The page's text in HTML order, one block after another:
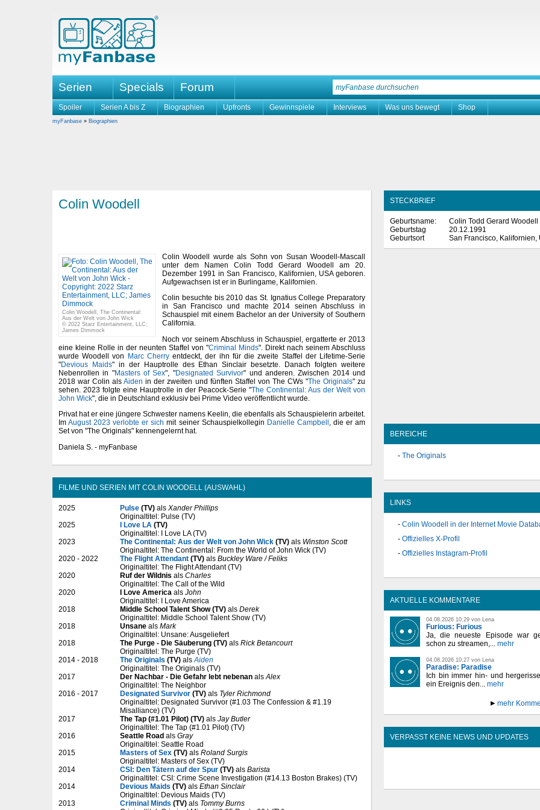
Serien Specials Forum
Spoiler Serien A bis Z Biographien Upfronts Gewinnspiele Interviews Was uns bewegt Shop
myFanbase » Biographien
Colin Woodell
Colin Woodell, The Continental:
Aus der Welt von John Wick
© 2022 Starz Entertainment, LLC;
James Dimmock
Colin Woodell wurde als Sohn von Susan Woodell-Mascall
unter dem Namen Colin Todd Gerard Woodell am 20.
Dezember 1991 in San Francisco, Kalifornien, USA geboren.
Aufgewachsen ist er in Burlingame, Kalifornien.
Colin besuchte bis 2010 das St. Ignatius College Preparatory
in San Francisco und machte 2014 seinen Abschluss in
Schauspiel mit einem Bachelor an der University of Southern
California.
Noch vor seinem Abschluss in Schauspiel, ergatterte er 2013
eine kleine Rolle in der neunten Staffel von "Criminal Minds". Direkt nach seinem Abschluss
wurde Woodell von
Marc Cherryentdeckt, der ihn für die zweite Staffel der Lifetime-Serie
"Devious Maids" in der Hauptrolle des Ethan Sinclair besetzte. Danach folgten weitere
Nebenrollen in "Masters of Sex", "Designated Survivor" und anderen. Zwischen 2014 und
2018 war Colin alsAiden in der zweiten und fünften Staffel von The CWs "The Originals" zu
sehen. 2023 folgte eine Hauptrolle in der Peacock-Serie "The Continental: Aus der Welt von
John Wick", die in Deutschland exklusiv bei Prime Video veröffentlicht wurde.
Privat hat er eine jüngere Schwester namens Keelin, die ebenfalls als Schauspielerin arbeitet.
ImAugust 2023 verlobte er sich mit seiner Schauspielkollegin Danielle Campbell , die er am
Set von "The Originals" kennengelernt hat.
Daniela S. - myFanbase
FILME UND SERIEN MIT COLIN WOODELL (AUSWAHL)
2025 Pulse (TV) als Xander Phillips
Originaltitel: Pulse (TV)
2025
I Love LA (TV)
Originaltitel: I Love LA (TV)
2023
The Continental: Aus der Welt von John Wick (TV) als Winston Scott
Originaltitel: The Continental: From the World of John Wick (TV)
2020 - 2022
The Flight Attendant (TV) als Buckley Ware / Feliks
Originaltitel: The Flight Attendant (TV)
2020
Ruf der Wildnis als Charles
Originaltitel: The Call of the Wild
2020
I Love America als John
Originaltitel: I Love America
2018
Middle School Talent Show (TV) als Derek
Originaltitel: Middle School Talent Show (TV)
2018
Unsane als Mark
Originaltitel: Unsane: Ausgeliefert
2018
The Purge - Die Säuberung (TV) als Rick Betancourt
Originaltitel: The Purge (TV)
2014 - 2018
The Originals (TV) alsAiden
Originaltitel: The Originals (TV)
2017
Der Nachbar - Die Gefahr lebt nebenan alsAlex
Originaltitel: The Neighbor
2016 - 2017
Designated Survivor (TV) als Tyler Richmond
Originaltitel: Designated Survivor (#1.03 The Confession & #1.19
Misalliance) (TV)
2017
The Tap (#1.01 Pilot) (TV) als Jay Butler
Originaltitel: The Tap (#1.01 Pilot) (TV)
2016
Seattle Road als Gray
Originaltitel: Seattle Road
2015
Masters of Sex (TV) als Roland Surgis
Originaltitel: Masters of Sex (TV)
2014
CSI: Den Tätern auf der Spur (TV) als Barista
Originaltitel: CSI: Crime Scene Investigation (#14.13 Boston Brakes) (TV)
2014
Devious Maids (TV) als Ethan Sinclair
Originaltitel: Devious Maids (TV)
2013
Criminal Minds (TV) als Tommy Burns
STECKBRIEF
Geburtsname:
Colin Todd Gerard Woodell
Geburtstag
20.12.1991
Geburtsort
San Francisco, Kalifornien,
BEREICHE
The Originals
LINKS
Colin Woodell in der Internet Movie
Offizielles X-Profil
Offizielles Instagram-Profil
AKTUELLE KOMMENTARE
04.08.2026 10:29 von Lena
Furious: Furious
Ja, die neueste Episode war
schon zu streamen,... mehr
04.08.2026 10:27 von Lena
Paradise: Paradise
Ich bin immer hin- und
ein Ereignis den... mehr
mehr
VERPASST KEINE NEWS UND UPDATES